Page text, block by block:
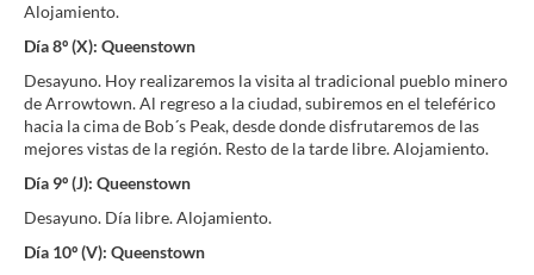
Alojamiento.
Día 8º (X): Queenstown
Desayuno. Hoy realizaremos la visita al tradicional pueblo minero
de Arrowtown. Al regreso a la ciudad, subiremos en el teleférico
hacia la cima de Bob´s Peak, desde donde disfrutaremos de las
mejores vistas de la región. Resto de la tarde libre. Alojamiento.
Día 9º (J): Queenstown
Desayuno. Día libre. Alojamiento.
Día 10º (V): Queenstown